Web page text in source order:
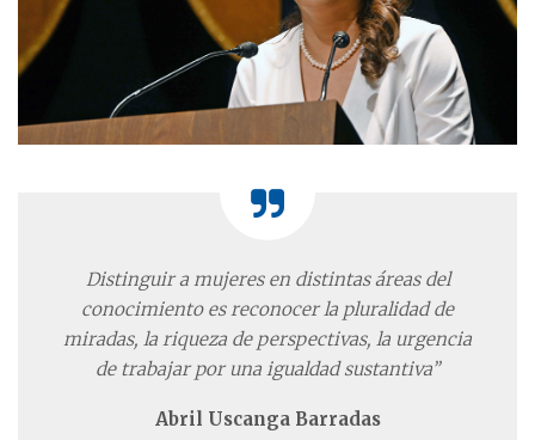
Distinguir a mujeres en distintas áreas del
conocimiento es reconocer la pluralidad de
miradas, la riqueza de perspectivas, la urgencia
de trabajar por una igualdad sustantiva”
Abril Uscanga Barradas